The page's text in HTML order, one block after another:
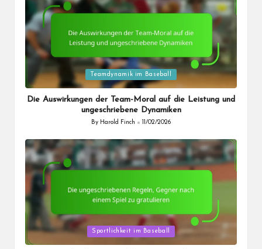
Posted
in
Teamdynamik im Baseball
Die Auswirkungen der Team-Moral auf die Leistung und
ungeschriebene Dynamiken
Posted
By Harold Finch 11/02/2026
Posted
in
Sportlichkeit im Baseball